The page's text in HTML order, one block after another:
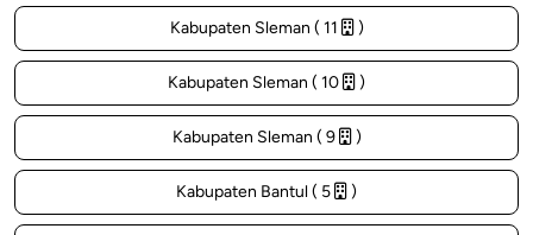
Kabupaten Sleman ( 11 )
Kabupaten Sleman ( 10 )
Kabupaten Sleman ( 9 )
Kabupaten Bantul ( 5 )